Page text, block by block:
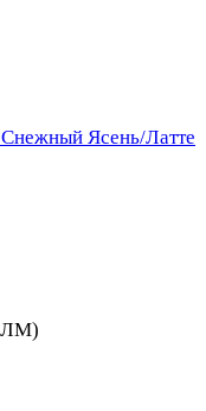
Ясень/Латте
ЛМ)